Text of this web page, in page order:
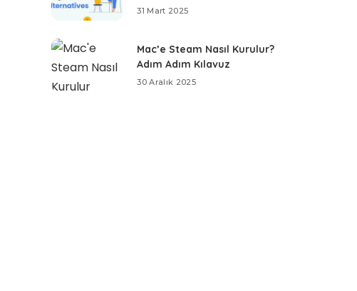
31 Mart 2025
Mac’e Steam Nasıl Kurulur?
Adım Adım Kılavuz
30 Aralık 2025